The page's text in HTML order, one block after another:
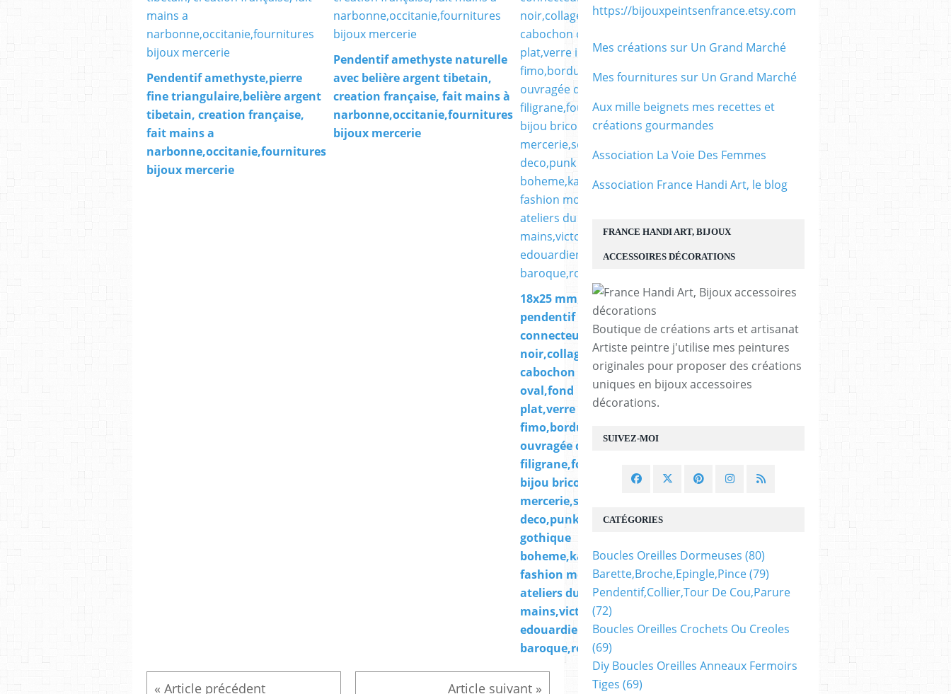
Pendentif amethyste,pierre
fine triangulaire,belière argent
tibetain, creation française,
fait mains a
narbonne,occitanie,fournitures
bijoux mercerie
Pendentif amethyste naturelle
avec belière argent tibetain,
creation française, fait mains à
narbonne,occitanie,fournitures
bijoux mercerie
18x25 mm,base
pendentif
connecteur
noir,collage
cabochon
oval,fond
plat,verre image
fimo,bordure
ouvragée dentelle
filigrane,fourniture
bijou bricolage
mercerie,scrap
deco,punk
gothique
boheme,kawaii
fashion mode,pour
ateliers du fait
mains,victorien
edouardien
baroque,rococo
pendentif
noir,bordure
coquillage
marins,collage
cabochon
oval,fond
plat,verre
image
bijou bricolage
deco,punk
boheme
SUIVEZ-MOI
FRANCE HANDI ART, BIJOUX
ACCESSOIRES DÉCORATIONS
Boutique de créations arts et artisanat
Artiste peintre j'utilise mes peintures
originales pour proposer des créations
uniques en bijoux accessoires
décorations.
CATÉGORIES
Boucles Oreilles Dormeuses (80)
Barette,broche,epingle,pince(79)
Pendentif,collier,tour De Cou,parure
(72)
Boucles Oreilles Crochets Ou Creoles
(69)
Diy Boucles Oreilles Anneaux Fermoirs
Tiges (69)
https://bijouxpeintsenfrance.etsy.com
Mes créations sur Un Grand Marché
Mes fournitures sur Un Grand Marché
Aux mille beignets mes recettes et
créations gourmandes
Association La Voie Des Femmes
Association France Handi Art, le blog